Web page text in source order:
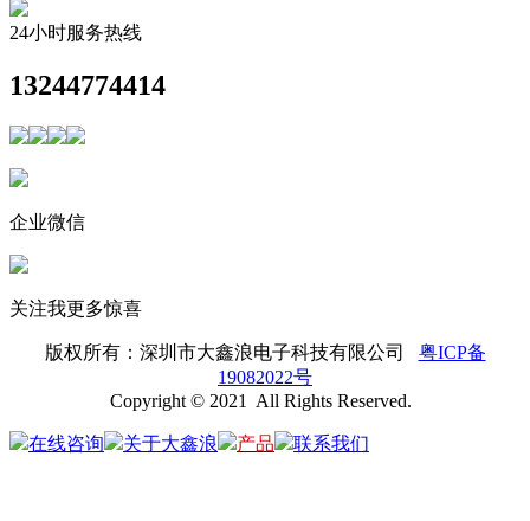
24小时服务热线
13244774414
企业微信
关注我更多惊喜
版权所有： 深圳市大鑫浪电子科技有限公司
粤ICP备
19082022号
Copyright © 2021 All Rights Reserved.
在线咨询 关于大鑫浪 产品 联系我们